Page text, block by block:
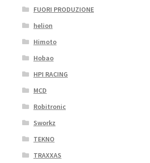
FUORI PRODUZIONE
helion
Himoto
Hobao
HPI RACING
MCD
Robitronic
Sworkz
TEKNO
TRAXXAS